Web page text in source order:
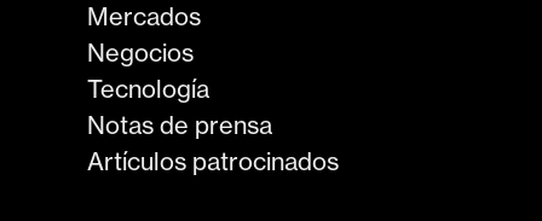
Mercados
Negocios
Tecnología
Notas de prensa
Artículos patrocinados